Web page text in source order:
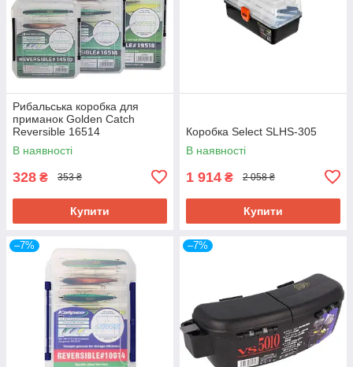
Рибальська коробка для
приманок Golden Catch
Reversible 16514
В наявності
328 ₴ 353 ₴
Купити
Коробка Select SLHS-305
В наявності
1 914 ₴ 2 058 ₴
Купити
–7% –7%